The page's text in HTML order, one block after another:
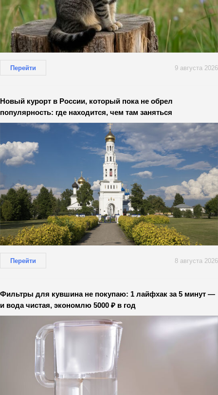
Перейти 9 августа 2026
Новый курорт в России, который пока не обрел
популярность: где находится, чем там заняться
Перейти 8 августа 2026
Фильтры для кувшина не покупаю: 1 лайфхак за 5 минут —
и вода чистая, экономлю 5000 ₽ в год